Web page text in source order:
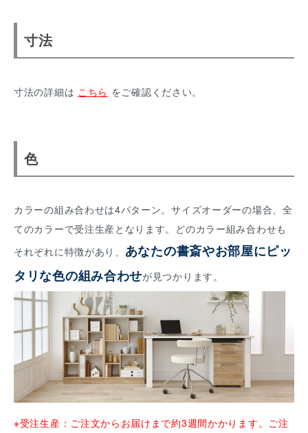
寸法
寸法の詳細は こちら をご確認ください。
色
カラーの組み合わせは4パターン。サイズオーダーの場合、全
てのカラーで受注生産となります。どのカラー組み合わせも
それぞれに特徴があり、 あなたの書斎やお部屋にピッ
タリな色の組み合わせが見つかります。
※受注生産：ご注文からお届けまで約3週間かかります。ご注